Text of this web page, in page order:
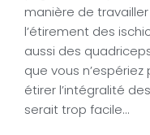
manière de
l’étirement des
aussi des
que vous n’espériez
étirer l’intégralité
serait trop facile…